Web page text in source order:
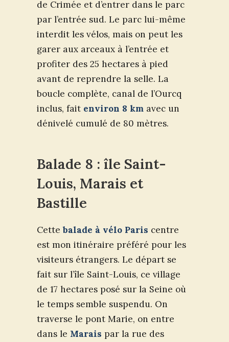
de Crimée et d’entrer dans le parc
par l’entrée sud. Le parc lui-même
interdit les vélos, mais on peut les
garer aux arceaux à l’entrée et
profiter des 25 hectares à pied
avant de reprendre la selle. La
boucle complète, canal de l’Ourcq
inclus, fait environ 8 km avec un
dénivelé cumulé de 80 mètres.
Balade 8 : île Saint-
Louis, Marais et
Bastille
Cettebalade à vélo Paris centre
est mon itinéraire préféré pour les
visiteurs étrangers. Le départ se
fait sur l’île Saint-Louis, ce village
de 17 hectares posé sur la Seine où
le temps semble suspendu. On
traverse le pont Marie, on entre
dans le Marais par la rue des